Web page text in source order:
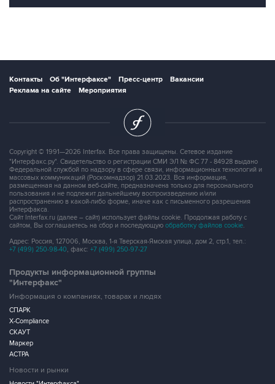
Контакты Об "Интерфаксе" Пресс-центр
Вакансии
Реклама на сайте
Мероприятия
Copyright © 1991—2026 Interfax. Все права защищены. Сетевое издание
"Интерфакс.ру". Свидетельство о регистрации СМИ ЭЛ № ФС 77 - 84928 выдано
Федеральной службой по надзору в сфере связи, информационных технологий и
массовых коммуникаций (Роскомнадзор) 21.03.2023. Вся информация,
размещенная на данном веб-сайте, предназначена только для персонального
пользования и не подлежит дальнейшему воспроизведению и/или
распространению в какой-либо форме, иначе как с письменного разрешения
Интерфакса.
Сайт Interfax.ru (далее – сайт) использует файлы cookie. Продолжая работу с
сайтом, Вы соглашаетесь на сбор и последующую обработку файлов cookie.
Адрес: Россия, 127006, Москва, 1-я Тверская-Ямская улица, дом 2, стр.1, тел.:
+7 (499) 250-98-40, факс: +7 (499) 250-97-27
Продукты информационной группы
"Интерфакс"
Информация о компаниях, товарах и людях
СПАРК
X-Compliance
СКАУТ
Маркер
АСТРА
Новости и рынки